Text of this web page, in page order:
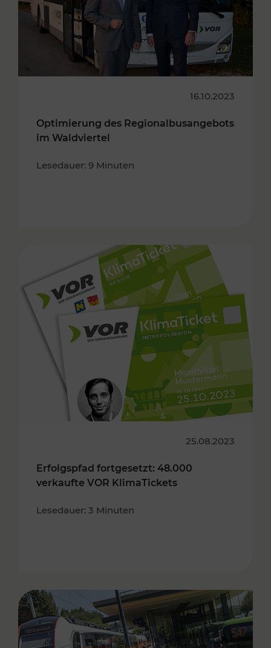
16.10.2023
Optimierung des Regionalbusangebots
im Waldviertel
Lesedauer: 9 Minuten
25.08.2023
Erfolgspfad fortgesetzt: 48.000
verkaufte VOR KlimaTickets
Lesedauer: 3 Minuten